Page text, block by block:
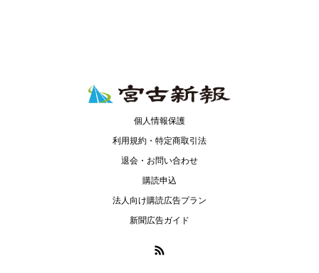
個人情報保護
利用規約・特定商取引法
退会・お問い合わせ
購読申込
法人向け購読広告プラン
新聞広告ガイド